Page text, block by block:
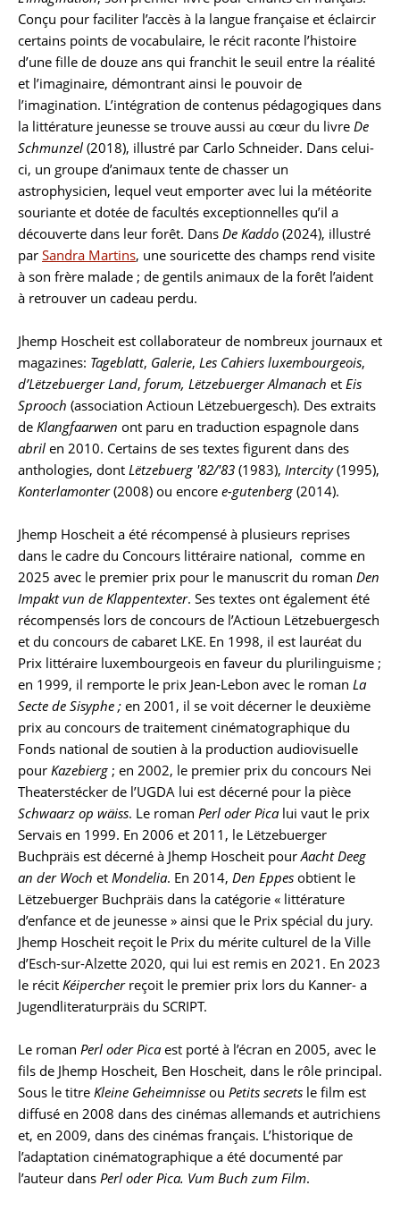
Conçu pour faciliter l’accès à la langue française et éclaircir
certains points de vocabulaire, le récit raconte l’histoire
d’une fille de douze ans qui franchit le seuil entre la réalité
et l’imaginaire, démontrant ainsi le pouvoir de
l’imagination. L’intégration de contenus pédagogiques dans
la littérature jeunesse se trouve aussi au cœur du livre De
Schmunzel (2018), illustré par Carlo Schneider. Dans celui-
ci, un groupe d’animaux tente de chasser un
astrophysicien, lequel veut emporter avec lui la météorite
souriante et dotée de facultés exceptionnelles qu’il a
découverte dans leur forêt. Dans De Kaddo (2024), illustré
par Sandra Martins, une souricette des champs rend visite
à son frère malade ; de gentils animaux de la forêt l’aident
à retrouver un cadeau perdu.
Jhemp Hoscheit est collaborateur de nombreux journaux et
magazines: Tageblatt, Galerie, Les Cahiers luxembourgeois,
d’Lëtzebuerger Land, forum, Lëtzebuerger Almanach et Eis
Sprooch (association Actioun Lëtzebuergesch). Des extraits
de Klangfaarwen ont paru en traduction espagnole dans
abril en 2010. Certains de ses textes figurent dans des
anthologies, dont Lëtzebuerg '82/'83 (1983), Intercity(1995),
Konterlamonter(2008) ou encore e-gutenberg (2014).
Jhemp Hoscheit a été récompensé à plusieurs reprises
dans le cadre du Concours littéraire national, comme en
2025 avec le premier prix pour le manuscrit du roman Den
Impakt vun de Klappentexter. Ses textes ont également été
récompensés lors de concours de l’Actioun Lëtzebuergesch
et du concours de cabaret LKE. En 1998, il est lauréat du
Prix littéraire luxembourgeois en faveur du plurilinguisme ;
en 1999, il remporte le prix Jean-Lebon avec le roman La
Secte de Sisyphe ; en 2001, il se voit décerner le deuxième
prix au concours de traitement cinématographique du
Fonds national de soutien à la production audiovisuelle
pour Kazebierg ; en 2002, le premier prix du concours Nei
Theaterstécker de l’UGDA lui est décerné pour la pièce
Schwaarz op wäiss. Le roman Perl oder Picalui vaut le prix
Servais en 1999. En 2006 et 2011, le Lëtzebuerger
Buchpräis est décerné à Jhemp Hoscheit pourAacht Deeg
an der Woch et Mondelia. En 2014, Den Eppes obtient le
Lëtzebuerger Buchpräis dans la catégorie « littérature
d’enfance et de jeunesse » ainsi que le Prix spécial du jury.
Jhemp Hoscheit reçoit le Prix du mérite culturel de la Ville
d’Esch-sur-Alzette 2020, qui lui est remis en 2021. En 2023
le récit Kéipercher reçoit le premier prix lors du Kanner- a
Jugendliteraturpräis du SCRIPT.
Le roman Perl oder Picaest porté à l’écran en 2005, avec le
fils de Jhemp Hoscheit, Ben Hoscheit, dans le rôle principal.
Sous le titre Kleine Geheimnisse ou Petits secrets le film est
diffusé en 2008 dans des cinémas allemands et autrichiens
et, en 2009, dans des cinémas français. L’historique de
l’adaptation cinématographique a été documenté par
l’auteur dans Perl oder Pica. Vum Buch zum Film.